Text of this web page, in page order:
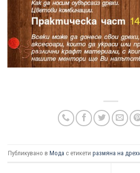
Публикувано в Мода с етикети размяна на